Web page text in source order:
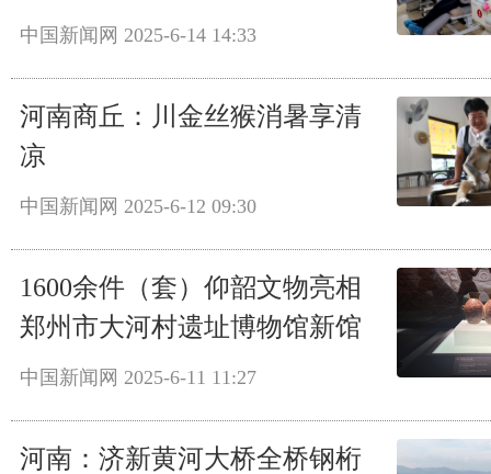
中国新闻网 2025-6-14 14:33
河南商丘：川金丝猴消暑享清
凉
中国新闻网 2025-6-12 09:30
1600余件（套）仰韶文物亮相
郑州市大河村遗址博物馆新馆
中国新闻网 2025-6-11 11:27
河南：济新黄河大桥全桥钢桁